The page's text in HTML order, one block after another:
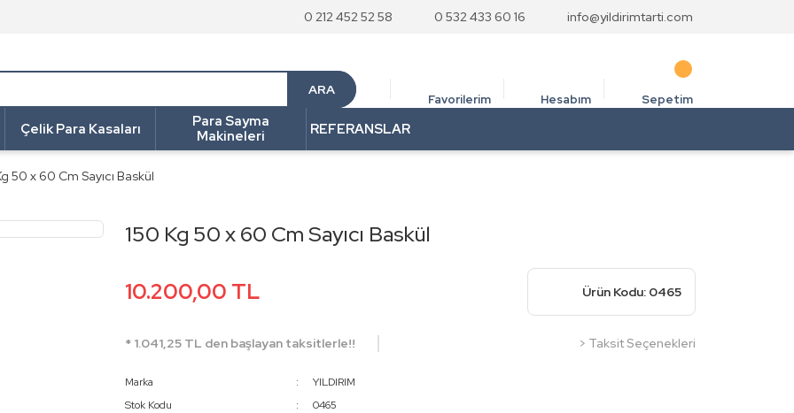
0 212 452 52 58 0 532 433 60 16 info@yildirimtarti.com
ARA
Favorilerim Hesabım Sepetim
Çelik Para Kasaları
Para Sayma
Makineleri
REFERANSLAR
50 x 60 Cm Sayıcı Baskül
150 Kg 50 x 60 Cm Sayıcı Baskül
10.200,00 TL Ürün Kodu: 0465
* 1.041,25 TL den başlayan taksitlerle!! > Taksit Seçenekleri
Marka
YILDIRIM
Stok Kodu
0465